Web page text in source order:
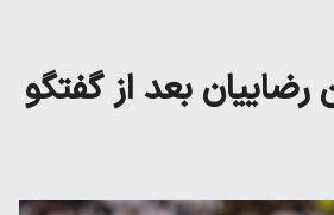
بعد از گفتگو